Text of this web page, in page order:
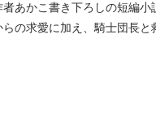
あかこ書き下ろしの短編小
の求愛に加え、騎士団長と